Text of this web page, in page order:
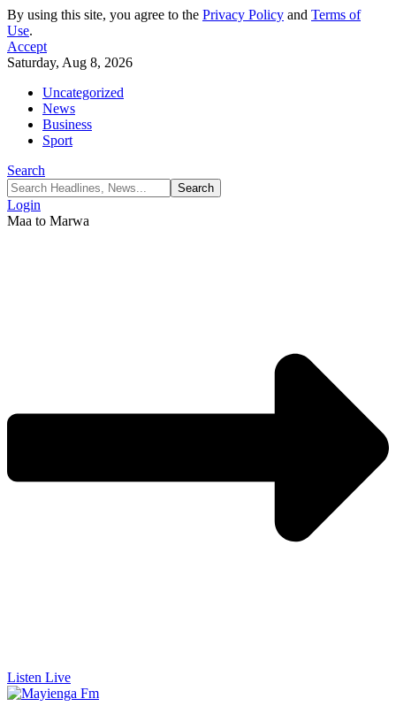
By using this site, you agree to the Privacy Policy and Terms of
Use.
Accept
Saturday, Aug 8, 2026
Uncategorized
News
Business
Sport
Search
Login
Maa to Marwa
Listen Live